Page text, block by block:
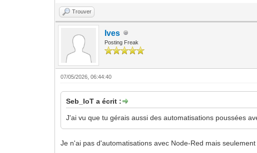
Trouver
Ives
Posting Freak
07/05/2026, 06:44:40
Seb_IoT a écrit :
J'ai vu que tu gérais aussi des automatisations poussées
Je n'ai pas d'automatisations avec Node-Red mais